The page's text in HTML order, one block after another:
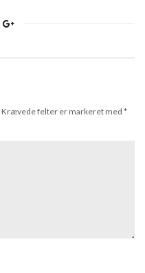
Krævede felter er markeret med *